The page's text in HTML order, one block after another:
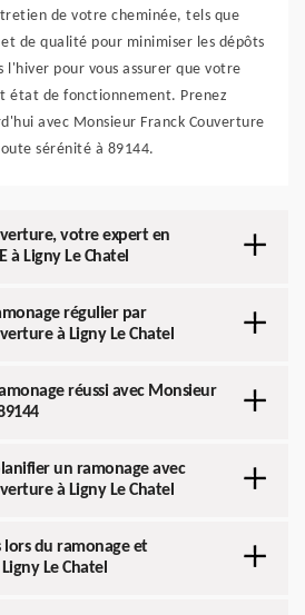
de votre cheminée, tels que
de qualité pour minimiser les dépôts
l'hiver pour vous assurer que votre
état de fonctionnement. Prenez
avec Monsieur Franck Couverture
sérénité à 89144.
votre expert en
à Ligny Le Chatel
régulier par
à Ligny Le Chatel
réussi avec Monsieur
un ramonage avec
à Ligny Le Chatel
lors du ramonage et
Le Chatel